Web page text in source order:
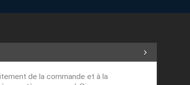
de la commande et à la